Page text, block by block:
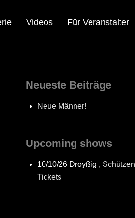
Videos Für Veranstalter
Neueste Beiträge
Neue Männer!
Upcoming shows
10/10/26 Droyßig ,
Tickets